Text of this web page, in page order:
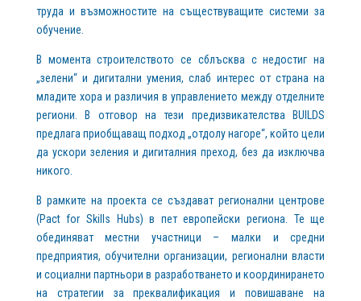
труда и възможностите на съществуващите системи за
обучение.
В момента строителството се сблъсква с недостиг на
„зелени“ и дигитални умения, слаб интерес от страна на
младите хора и различия в управлението между отделните
региони. В отговор на тези предизвикателства BUILDS
предлага приобщаващ подход „отдолу нагоре“, който цели
да ускори зеления и дигиталния преход, без да изключва
никого.
В рамките на проекта се създават регионални центрове
(Pact for Skills Hubs) в пет европейски региона. Те ще
обединяват местни участници – малки и средни
предприятия, обучителни организации, регионални власти
и социални партньори в разработването и координирането
на стратегии за преквалификация и повишаване на